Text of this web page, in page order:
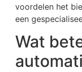
voordelen het
een
Wat